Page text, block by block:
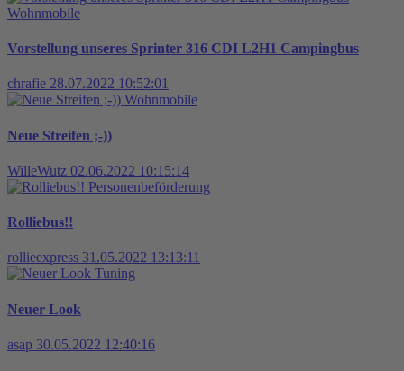
Wohnmobile
Vorstellung unseres Sprinter 316 CDI L2H1 Campingbus
chrafie 28.07.2022 10:52:01
Wohnmobile
Neue Streifen ;-))
WilleWutz 02.06.2022 10:15:14
Personenbeförderung
Rolliebus!!
rollieexpress 31.05.2022 13:13:11
Tuning
Neuer Look
asap 30.05.2022 12:40:16